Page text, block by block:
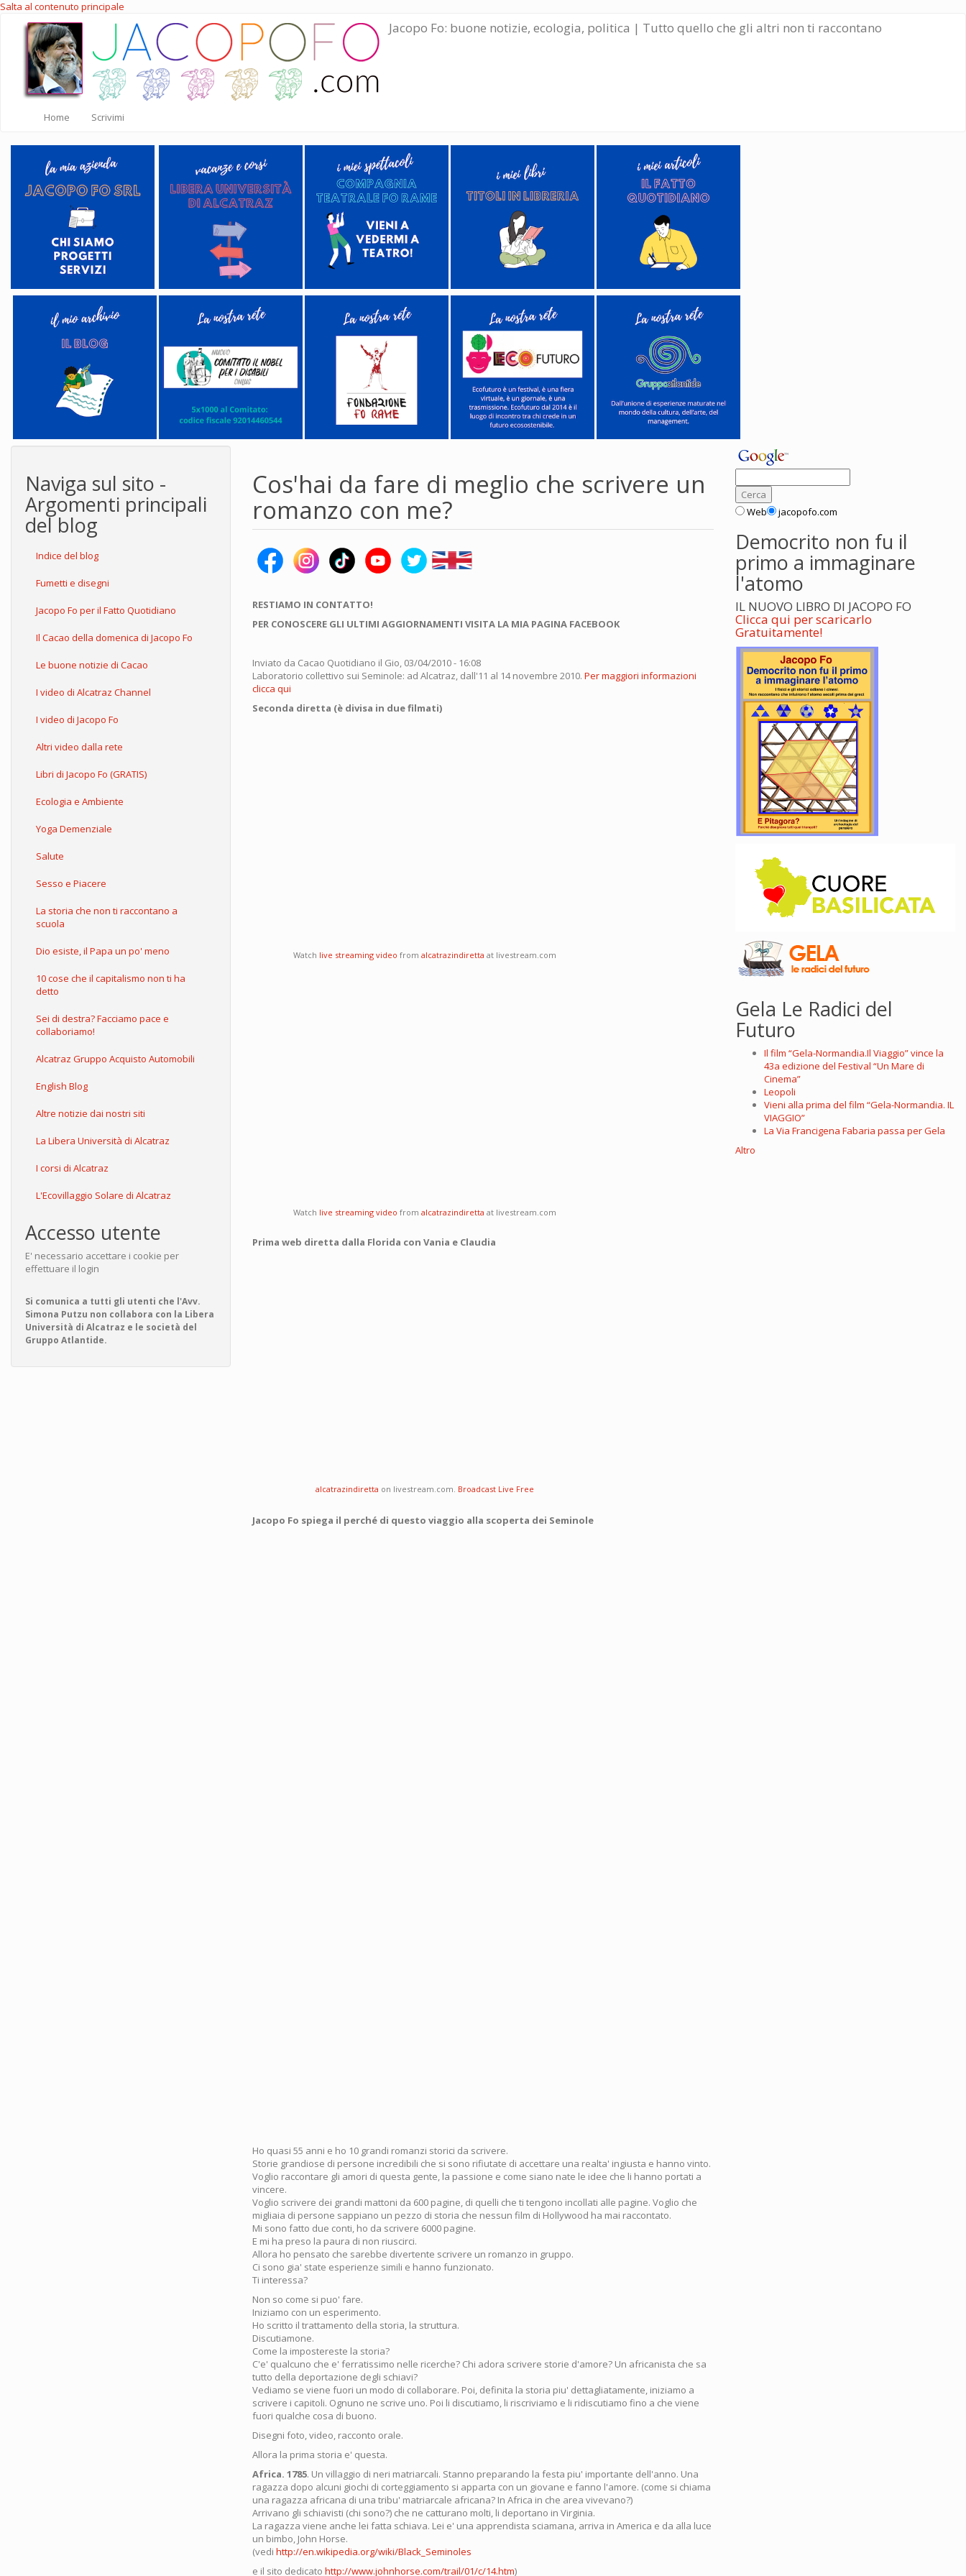
Salta al contenuto principale
Jacopo Fo: buone notizie, ecologia, politica | Tutto quello che gli altri non ti raccontano
Home Scrivimi
Naviga sul sito -
Argomenti principali
del blog
Indice del blog
Fumetti e disegni
Jacopo Fo per il Fatto Quotidiano
Il Cacao della domenica di Jacopo Fo
Le buone notizie di Cacao
I video di Alcatraz Channel
I video di Jacopo Fo
Altri video dalla rete
Libri di Jacopo Fo (GRATIS)
Ecologia e Ambiente
Yoga Demenziale
Salute
Sesso e Piacere
La storia che non ti raccontano a
scuola
Dio esiste, il Papa un po' meno
10 cose che il capitalismo non ti ha
detto
Sei di destra? Facciamo pace e
collaboriamo!
Alcatraz Gruppo Acquisto Automobili
English Blog
Altre notizie dai nostri siti
La Libera Università di Alcatraz
I corsi di Alcatraz
L'Ecovillaggio Solare di Alcatraz
Accesso utente
E' necessario accettare i cookie per
effettuare il login
Si comunica a tutti gli utenti che l'Avv.
Simona Putzu non collabora con la Libera
Università di Alcatraz e le società del
Gruppo Atlantide.
Cos'hai da fare di meglio che scrivere un
romanzo con me?
RESTIAMO IN CONTATTO!
PER CONOSCERE GLI ULTIMI AGGIORNAMENTI VISITA LA MIA PAGINA FACEBOOK
Inviato da Cacao Quotidiano il Gio, 03/04/2010 - 16:08
Laboratorio collettivo sui Seminole: ad Alcatraz, dall'11 al 14 novembre 2010. Per maggiori informazioni
clicca qui
Seconda diretta (è divisa in due filmati)
Watch live streaming video from alcatrazindiretta at livestream.com
Watch live streaming video from alcatrazindiretta at livestream.com
Prima web diretta dalla Florida con Vania e Claudia
alcatrazindiretta on livestream.com. Broadcast Live Free
Jacopo Fo spiega il perché di questo viaggio alla scoperta dei Seminole
Ho quasi 55 anni e ho 10 grandi romanzi storici da scrivere.
Storie grandiose di persone incredibili che si sono rifiutate di accettare una realta' ingiusta e hanno vinto.
Voglio raccontare gli amori di questa gente, la passione e come siano nate le idee che li hanno portati a
vincere.
Voglio scrivere dei grandi mattoni da 600 pagine, di quelli che ti tengono incollati alle pagine. Voglio che
migliaia di persone sappiano un pezzo di storia che nessun film di Hollywood ha mai raccontato.
Mi sono fatto due conti, ho da scrivere 6000 pagine.
E mi ha preso la paura di non riuscirci.
Allora ho pensato che sarebbe divertente scrivere un romanzo in gruppo.
Ci sono gia' state esperienze simili e hanno funzionato.
Ti interessa?
Non so come si puo' fare.
Iniziamo con un esperimento.
Ho scritto il trattamento della storia, la struttura.
Discutiamone.
Come la impostereste la storia?
C'e' qualcuno che e' ferratissimo nelle ricerche? Chi adora scrivere storie d'amore? Un africanista che sa
tutto della deportazione degli schiavi?
Vediamo se viene fuori un modo di collaborare. Poi, definita la storia piu' dettagliatamente, iniziamo a
scrivere i capitoli. Ognuno ne scrive uno. Poi li discutiamo, li riscriviamo e li ridiscutiamo fino a che viene
fuori qualche cosa di buono.
Disegni foto, video, racconto orale.
Allora la prima storia e' questa.
Africa. 1785. Un villaggio di neri matriarcali. Stanno preparando la festa piu' importante dell'anno. Una
ragazza dopo alcuni giochi di corteggiamento si apparta con un giovane e fanno l'amore. (come si chiama
una ragazza africana di una tribu' matriarcale africana? In Africa in che area vivevano?)
Arrivano gli schiavisti (chi sono?) che ne catturano molti, li deportano in Virginia.
La ragazza viene anche lei fatta schiava. Lei e' una apprendista sciamana, arriva in America e da alla luce
un bimbo, John Horse.
(vedi http://en.wikipedia.org/wiki/Black_Seminoles
e il sito dedicato http://www.johnhorse.com/trail/01/c/14.htm)
Web jacopofo.com
Democrito non fu il
primo a immaginare
l'atomo
IL NUOVO LIBRO DI JACOPO FO
Clicca qui per scaricarlo
Gratuitamente!
Gela Le Radici del
Futuro
Il film “Gela-Normandia.Il Viaggio” vince la
43a edizione del Festival “Un Mare di
Cinema”
Leopoli
Vieni alla prima del film “Gela-Normandia. IL
VIAGGIO”
La Via Francigena Fabaria passa per Gela
Altro